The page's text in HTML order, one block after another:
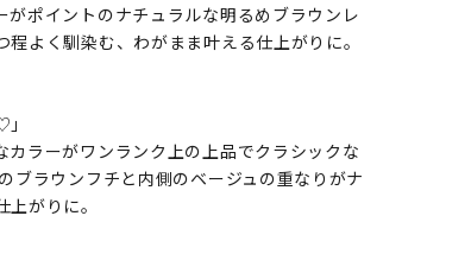
がポイントのナチュラルな明るめブラウンレ
よく馴染む、わがまま叶える仕上がりに。
カラーがワンランク上の上品でクラシックな
ブラウンフチと内側のベージュの重なりがナ
がりに。